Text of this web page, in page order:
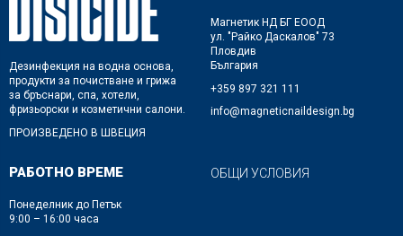
Дезинфекция на водна основа,
продукти за почистване и грижа
за бръснари, спа, хотели,
фризьорски и козметични салони.
ПРОИЗВЕДЕНО В ШВЕЦИЯ
Магнетик НД БГ ЕООД
ул. "Райко Даскалов" 73
Пловдив
България
+359 897 321 111
info@magneticnaildesign.bg
РАБОТНО ВРЕМЕ
Понеделник до Петък
9:00 – 16:00 часа
ОБЩИ УСЛОВИЯ